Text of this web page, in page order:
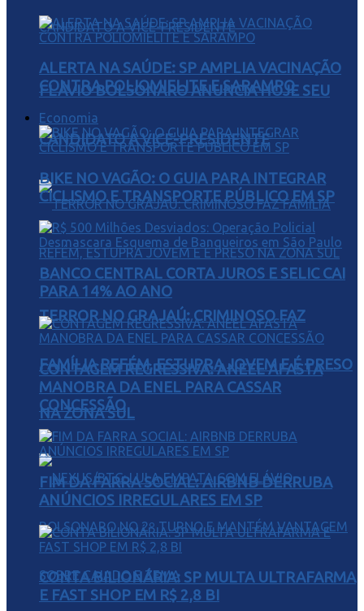
FLÁVIO BOLSONARO ANUNCIA HOJE SEU
CANDIDATO A VICE-PRESIDENTE
TERROR NO GRAJAÚ: CRIMINOSO FAZ
FAMÍLIA REFÉM, ESTUPRA JOVEM E É PRESO
NA ZONA SUL
ALERTA NA SAÚDE: SP AMPLIA VACINAÇÃO
CONTRA POLIOMIELITE E SARAMPO
Economia
BIKE NO VAGÃO: O GUIA PARA INTEGRAR
CICLISMO E TRANSPORTE PÚBLICO EM SP
BANCO CENTRAL CORTA JUROS E SELIC CAI
PARA 14% AO ANO
CONTAGEM REGRESSIVA: ANEEL AFASTA
MANOBRA DA ENEL PARA CASSAR
CONCESSÃO
FIM DA FARRA SOCIAL: AIRBNB DERRUBA
ANÚNCIOS IRREGULARES EM SP
CONTA BILIONÁRIA: SP MULTA ULTRAFARMA
E FAST SHOP EM R$ 2,8 BI